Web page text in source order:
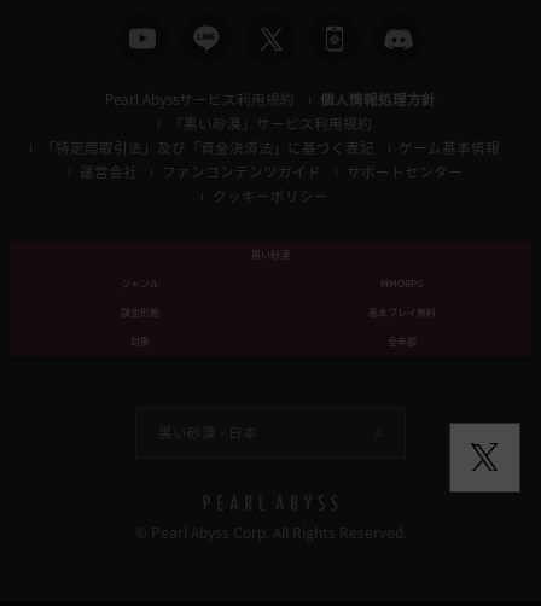
Pearl Abyssサービス利用規約
個人情報処理方針
「黒い砂漠」サービス利用規約
「特定商取引法」及び「資金決済法」に基づく表記
ゲーム基本情報
運営会社
ファンコンテンツガイド
サポートセンター
クッキーポリシー
黒い砂漠
ジャンル
MMORPG
課金形態
基本プレイ無料
対象
全年齢
黒い砂漠 - 日本
© Pearl Abyss Corp. All Rights Reserved.